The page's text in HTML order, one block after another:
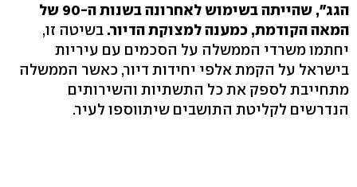
הגג", שהייתה בשימוש לאחרונה בשנות ה-90 של
המאה הקודמת, כמענה למצוקת הדיור. בשיטה זו,
יחתמו משרדי הממשלה על הסכמים עם עיריות
בישראל על הקמת אלפי יחידות דיור, כאשר הממשלה
מתחייבת לספק את כל התשתיות והשירותים
הנדרשים לקליטת התושבים שיתווספו לעיר.